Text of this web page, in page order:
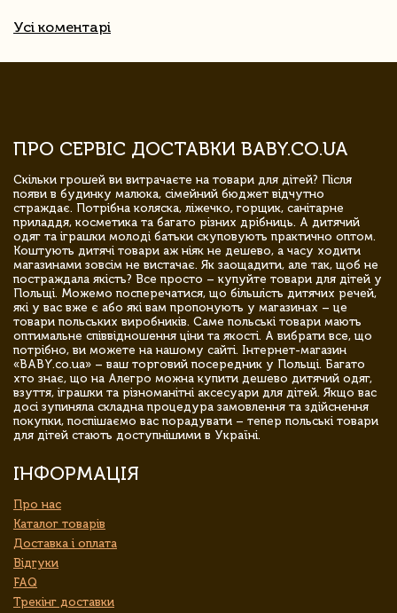
Усі коментарі
ПРО СЕРВІС ДОСТАВКИ BABY.CO.UA
Скільки грошей ви витрачаєте на товари для дітей? Після
появи в будинку малюка, сімейний бюджет відчутно
страждає. Потрібна коляска, ліжечко, горщик, санітарне
приладдя, косметика та багато різних дрібниць. А дитячий
одяг та іграшки молоді батьки скуповують практично оптом.
Коштують дитячі товари аж ніяк не дешево, а часу ходити
магазинами зовсім не вистачає. Як заощадити, але так, щоб не
постраждала якість? Все просто – купуйте товари для дітей у
Польщі. Можемо посперечатися, що більшість дитячих речей,
які у вас вже є або які вам пропонують у магазинах – це
товари польських виробників. Саме польські товари мають
оптимальне співвідношення ціни та якості. А вибрати все, що
потрібно, ви можете на нашому сайті. Інтернет-магазин
«BABY.co.ua» – ваш торговий посередник у Польщі. Багато
хто знає, що на Алегро можна купити дешево дитячий одяг,
взуття, іграшки та різноманітні аксесуари для дітей. Якщо вас
досі зупиняла складна процедура замовлення та здійснення
покупки, поспішаємо вас порадувати – тепер польські товари
для дітей стають доступнішими в Україні.
ІНФОРМАЦІЯ
Про нас
Каталог товарів
Доставка і оплата
Відгуки
FAQ
Трекінг доставки